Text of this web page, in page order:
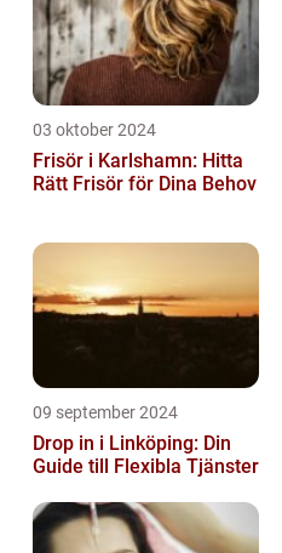
03 oktober 2024
Frisör i Karlshamn: Hitta
Rätt Frisör för Dina Behov
09 september 2024
Drop in i Linköping: Din
Guide till Flexibla Tjänster